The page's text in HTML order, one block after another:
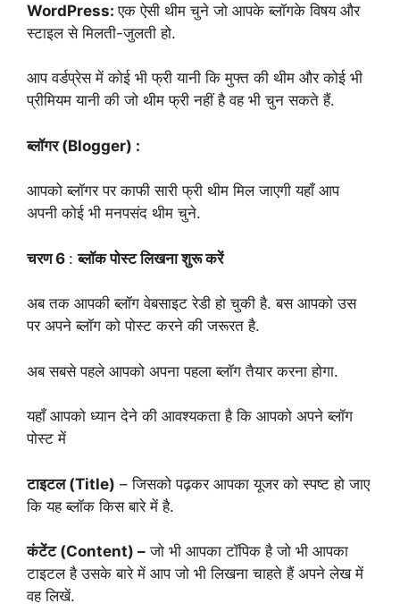
WordPress:एक ऐसी थीम चुने जो आपके ब्लॉगके विषय और
स्टाइल से मिलती-जुलती हो.
आप वर्डप्रेस में कोई भी फ्री यानी कि मुफ्त की थीम और कोई भी
प्रीमियम यानी की जो थीम फ्री नहीं है वह भी चुन सकते हैं.
ब्लॉगर (Blogger) :
आपको ब्लॉगर पर काफी सारी फ्री थीम मिल जाएगी यहाँ आप
अपनी कोई भी मनपसंद थीम चुने.
चरण 6 :ब्लॉक पोस्ट लिखना शुरू करें
अब तक आपकी ब्लॉग वेबसाइट रेडी हो चुकी है. बस आपको उस
पर अपने ब्लॉग को पोस्ट करने की जरूरत है.
अब सबसे पहले आपको अपना पहला ब्लॉग तैयार करना होगा.
यहाँ आपको ध्यान देने की आवश्यकता है कि आपको अपने ब्लॉग
पोस्ट में
टाइटल (Title) – जिसको पढ़कर आपका यूजर को स्पष्ट हो जाए
कि यह ब्लॉक किस बारे में है.
कंटेंट (Content) – जो भी आपका टॉपिक है जो भी आपका
टाइटल है उसके बारे में आप जो भी लिखना चाहते हैं अपने लेख में
वह लिखें.